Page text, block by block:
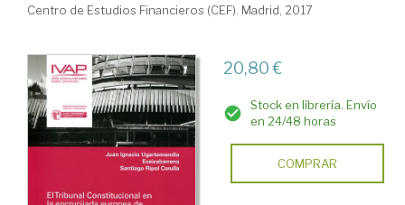
Centro de Estudios Financieros (CEF). Madrid, 2017
20,80 €
Stock en librería. Envío
en 24/48 horas
COMPRAR